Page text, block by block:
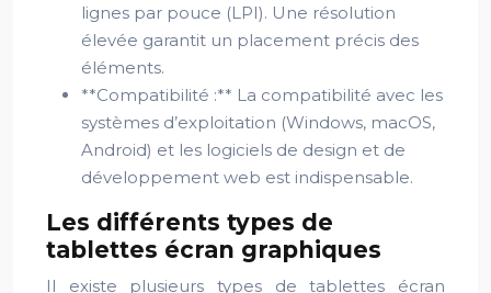
lignes par pouce (LPI). Une résolution
élevée garantit un placement précis des
éléments.
**Compatibilité :** La compatibilité avec les
systèmes d’exploitation (Windows, macOS,
Android) et les logiciels de design et de
développement web est indispensable.
Les différents types de
tablettes écran graphiques
Il existe plusieurs types de tablettes écran